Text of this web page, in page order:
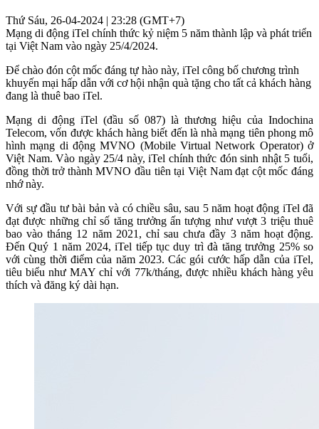
Thứ Sáu, 26-04-2024 | 23:28 (GMT+7)
Mạng di động iTel chính thức kỷ niệm 5 năm thành lập và phát triển
tại Việt Nam vào ngày 25/4/2024.
Để chào đón cột mốc đáng tự hào này, iTel công bố chương trình
khuyến mại hấp dẫn với cơ hội nhận quà tặng cho tất cả khách hàng
đang là thuê bao iTel.
Mạng di động iTel (đầu số 087) là thương hiệu của Indochina
Telecom, vốn được khách hàng biết đến là nhà mạng tiên phong mô
hình mạng di động MVNO (Mobile Virtual Network Operator) ở
Việt Nam. Vào ngày 25/4 này, iTel chính thức đón sinh nhật 5 tuổi,
đồng thời trở thành MVNO đầu tiên tại Việt Nam đạt cột mốc đáng
nhớ này.
Với sự đầu tư bài bản và có chiều sâu, sau 5 năm hoạt động iTel đã
đạt được những chỉ số tăng trưởng ấn tượng như vượt 3 triệu thuê
bao vào tháng 12 năm 2021, chỉ sau chưa đầy 3 năm hoạt động.
Đến Quý 1 năm 2024, iTel tiếp tục duy trì đà tăng trưởng 25% so
với cùng thời điểm của năm 2023. Các gói cước hấp dẫn của iTel,
tiêu biểu như MAY chỉ với 77k/tháng, được nhiều khách hàng yêu
thích và đăng ký dài hạn.